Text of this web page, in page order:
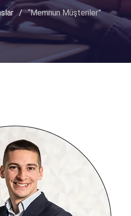
/ “Memnun Müşteriler”